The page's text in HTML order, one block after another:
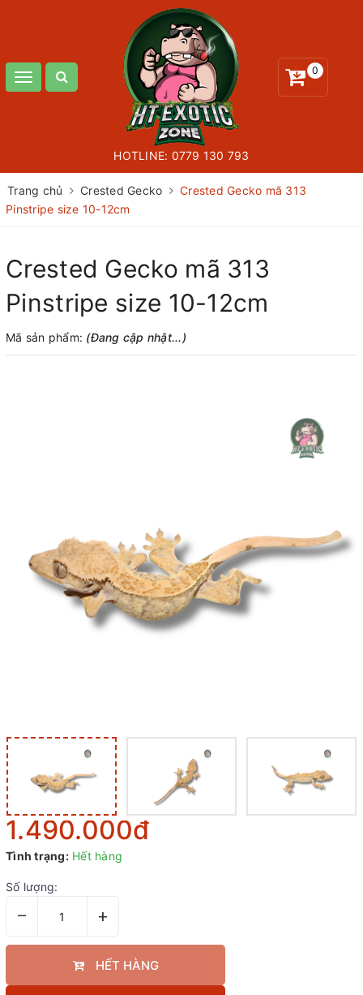
Toggle
0
HOTLINE: 0779 130 793
Trang chủ Crested Gecko
Crested Gecko mã 313
Pinstripe size 10-12cm
Crested Gecko mã 313
Pinstripe size 10-12cm
Mã sản phẩm: (Đang cập nhật...)
1.490.000₫
Tình trạng: Hết hàng
Số lượng:
– +
HẾT HÀNG